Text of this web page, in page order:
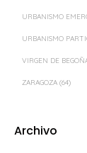
URBANISMO
URBANISMO
VIRGEN DE
ZARAGOZA (64)
Archivo